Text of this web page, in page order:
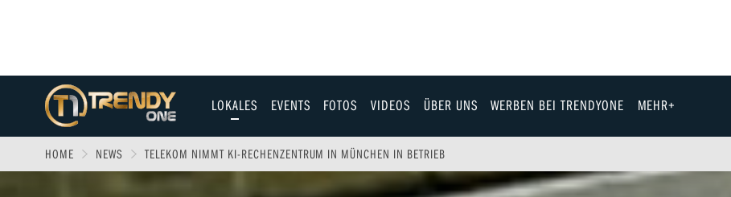
LOKALES
Allgäu
Augsburg
EVENTS FOTOS VIDEOS ÜBER UNS
Team
Jobs & Karriere
WERBEN BEI TRENDYONE MEHR+
HOME NEWS TELEKOM NIMMT KI-RECHENZENTRUM IN MÜNCHEN IN BETRIEB